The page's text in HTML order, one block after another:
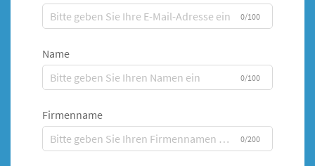
0/100
Name
0/100
Firmenname
0/200